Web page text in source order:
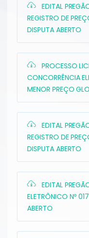
EDITAL
REGISTRO DE
DISPUTA ABERTO
PROCESSO
CONCORRÊNCIA
MENOR PREÇO
EDITAL
REGISTRO DE
DISPUTA ABERTO
EDITAL
ELETRÔNICO Nº
ABERTO